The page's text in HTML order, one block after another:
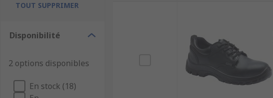
TOUT SUPPRIMER
Disponibilité
2 options disponibles
En stock (18)